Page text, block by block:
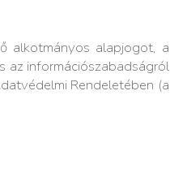
alkotmányos alapjogot, a
az információszabadságról
Rendeletében (a